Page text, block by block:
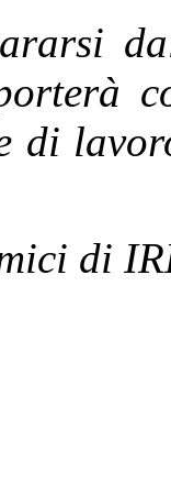
di
di